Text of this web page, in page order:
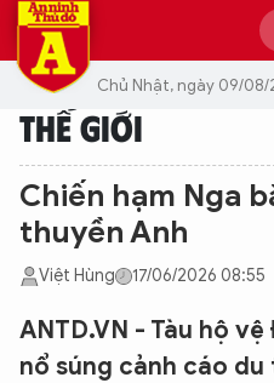
Chủ Nhật, ngày 09/08/
THẾ GIỚI
Chiến hạm Nga
thuyền Anh
Việt Hùng 17/06/2026 08:55
ANTD.VN - Tàu hộ
nổ súng cảnh cáo